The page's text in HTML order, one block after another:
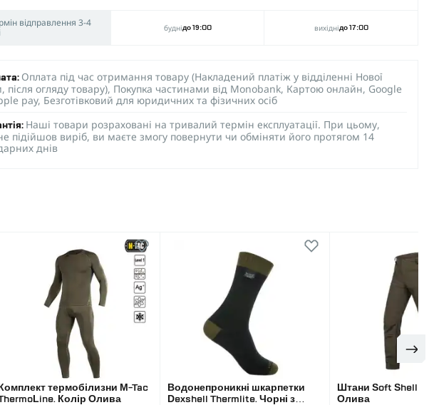
відправлення 3-4
буднідо 19:00 вихіднідо 17:00
Оплата під час отримання товару (Накладений платіж у відділенні Нової
після огляду товару), Покупка частинами від Monobank, Картою онлайн, Google
pay, Безготівковий для юридичних та фізичних осіб
Наші товари розраховані на тривалий термін експлуатації. При цьому,
підійшов виріб, ви маєте змогу повернути чи обміняти його протягом 14
днів
Комплект термобілизни M-Tac
Колір Олива
Водонепроникні шкарпетки
Dexshell Thermlite. Чорні з
Штани Soft Shell
Олива